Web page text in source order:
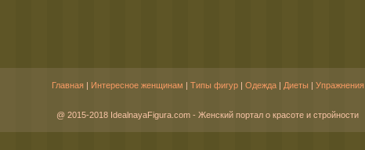
Главная Интересное женщинам Типы фигур Одежда Диеты Упражнения
@ 2015-2018 IdealnayaFigura.com - Женский портал о красоте и стройности